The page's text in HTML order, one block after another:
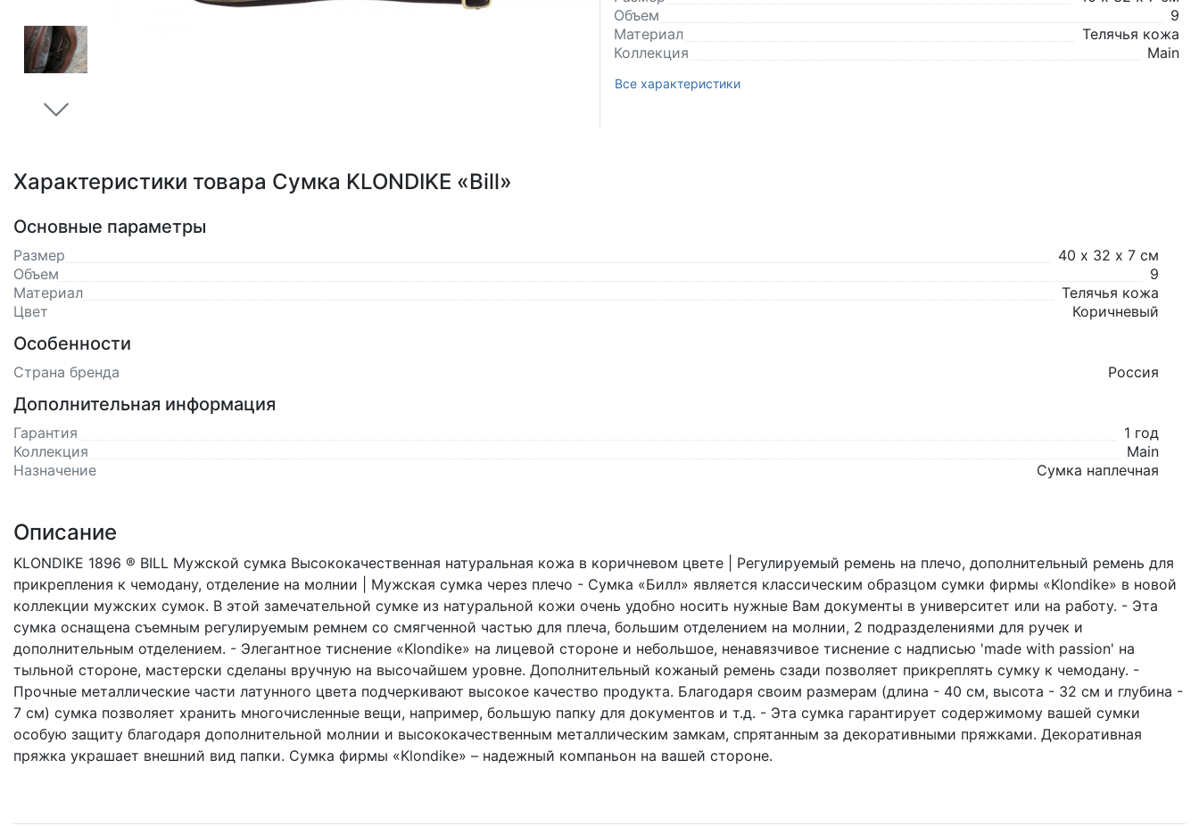
Объем
9
Материал
Телячья кожа
Коллекция
Main
Все характеристики
Характеристики товара Сумка KLONDIKE «Bill»
Основные параметры
Размер
40 х 32 х 7 см
Объем
9
Материал
Телячья кожа
Цвет
Коричневый
Особенности
Страна бренда Россия
Дополнительная информация
Гарантия
1 год
Коллекция
Main
Назначение
Сумка наплечная
Описание
KLONDIKE 1896 ® BILL Мужской сумка Высококачественная натуральная кожа в коричневом цвете | Регулируемый ремень на плечо, дополнительный ремень для
прикрепления к чемодану, отделение на молнии | Мужская сумка через плечо - Сумка «Билл» является классическим образцом сумки фирмы «Klondike» в новой
коллекции мужских сумок. В этой замечательной сумке из натуральной кожи очень удобно носить нужные Вам документы в университет или на работу. - Эта
сумка оснащена съемным регулируемым ремнем со смягченной частью для плеча, большим отделением на молнии, 2 подразделениями для ручек и
дополнительным отделением. - Элегантное тиснение «Klondike» на лицевой стороне и небольшое, ненавязчивое тиснение c надписью 'made with passion' на
тыльной стороне, мастерски сделаны вручную на высочайшем уровне. Дополнительный кожаный ремень сзади позволяет прикреплять сумку к чемодану. -
Прочные металлические части латунного цвета подчеркивают высокое качество продукта. Благодаря своим размерам (длина - 40 см, высота - 32 см и глубина -
7 см) сумка позволяет хранить многочисленные вещи, например, большую папку для документов и т.д. - Эта сумка гарантирует содержимому вашей сумки
особую защиту благодаря дополнительной молнии и высококачественным металлическим замкам, спрятанным за декоративными пряжками. Декоративная
пряжка украшает внешний вид папки. Сумка фирмы «Klondike» – надежный компаньон на вашей стороне.